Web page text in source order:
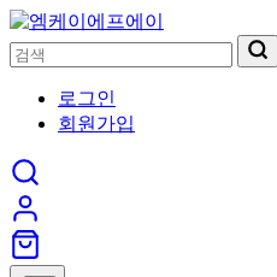
로그인
회원가입